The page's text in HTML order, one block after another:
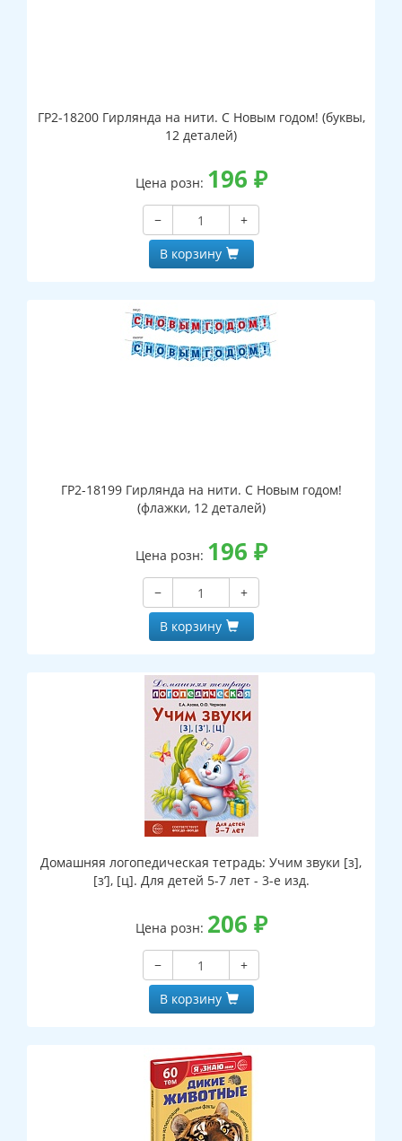
ГР2-18200 Гирлянда на нити. С Новым годом! (буквы,
12 деталей)
Цена розн: 196 ₽
−
+
В корзину
ГР2-18199 Гирлянда на нити. С Новым годом!
(флажки, 12 деталей)
Цена розн: 196 ₽
−
+
В корзину
Домашняя логопедическая тетрадь: Учим звуки [з],
[з’], [ц]. Для детей 5-7 лет - 3-е изд.
Цена розн: 206 ₽
−
+
В корзину